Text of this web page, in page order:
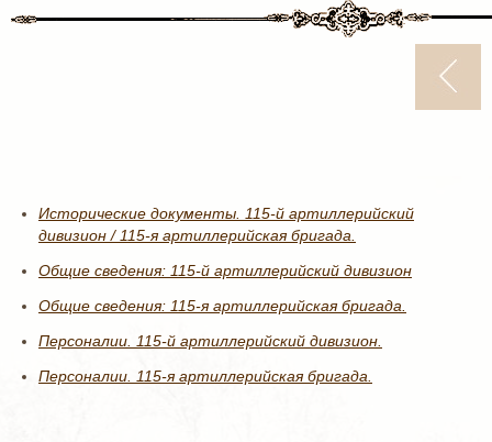
Исторические документы. 115-й артиллерийский
дивизион / 115-я артиллерийская бригада.
Общие сведения: 115-й артиллерийский дивизион
Общие сведения: 115-я артиллерийская бригада.
Персоналии. 115-й артиллерийский дивизион.
Персоналии. 115-я артиллерийская бригада.